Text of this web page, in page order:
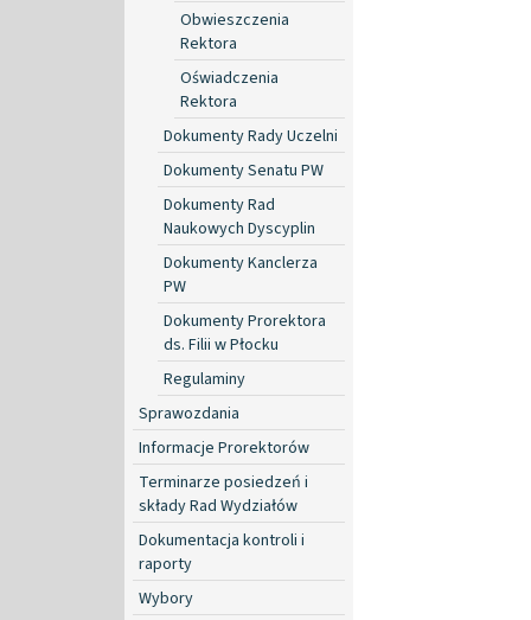
Obwieszczenia
Rektora
Oświadczenia
Rektora
Dokumenty Rady Uczelni
Dokumenty Senatu PW
Dokumenty Rad
Naukowych Dyscyplin
Dokumenty Kanclerza
PW
Dokumenty Prorektora
ds. Filii w Płocku
Regulaminy
Sprawozdania
Informacje Prorektorów
Terminarze posiedzeń i
składy Rad Wydziałów
Dokumentacja kontroli i
raporty
Wybory